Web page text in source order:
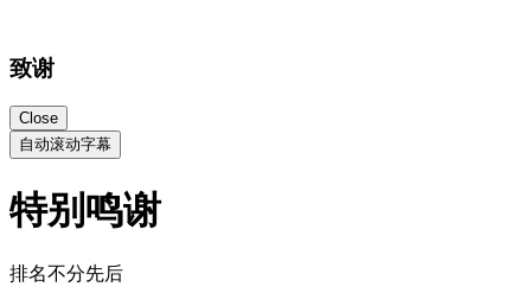
致谢
Close
自动滚动字幕
特别鸣谢
排名不分先后